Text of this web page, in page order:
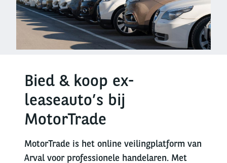
Bied & koop ex-
leaseauto’s bij
MotorTrade
MotorTrade is het online veilingplatform van
Arval voor professionele handelaren. Met